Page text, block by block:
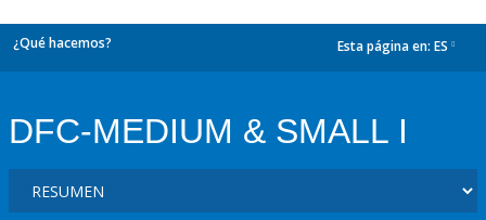
¿Qué hacemos? Esta página en: ES
DFC-MEDIUM & SMALL I